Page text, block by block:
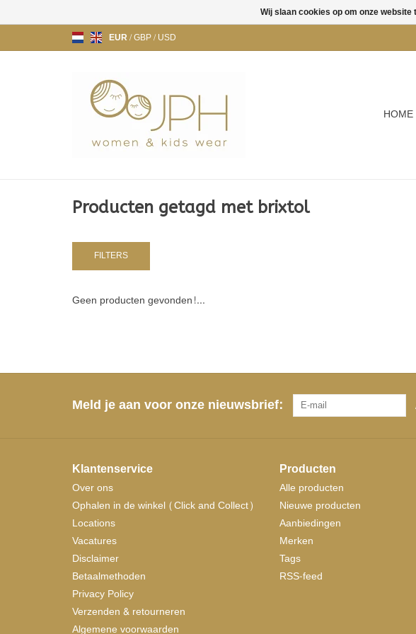
EUR/GBP/USD
HOME
Producten getagd met brixtol
FILTERS
Geen producten gevonden!...
Meld je aan voor onze nieuwsbrief:
Klantenservice
Over ons
Ophalen in de winkel (Click and Collect)
Locations
Vacatures
Disclaimer
Betaalmethoden
Privacy Policy
Verzenden & retourneren
Algemene voorwaarden
Producten
Alle producten
Nieuwe producten
Aanbiedingen
Merken
Tags
RSS-feed
Wij slaan cookies op om onze